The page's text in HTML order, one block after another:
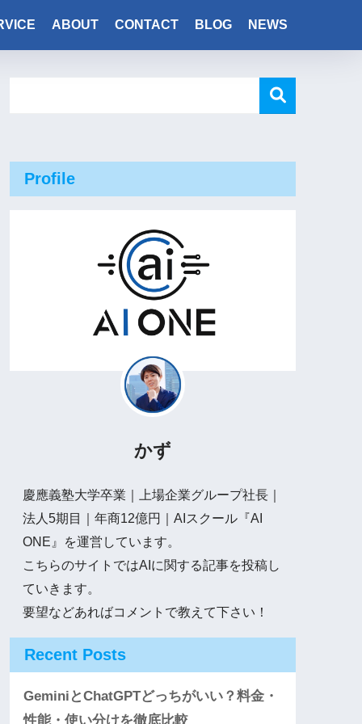
ABOUT CONTACT BLOG NEWS
Profile
かず
慶應義塾大学卒業｜上場企業グループ社長｜
法人5期目｜年商12億円｜AIスクール『AI
ONE』を運営しています。
こちらのサイトではAIに関する記事を投稿し
ていきます。
要望などあればコメントで教えて下さい！
Recent Posts
GeminiとChatGPTどっちがいい？料金・
性能・使い分けを徹底比較